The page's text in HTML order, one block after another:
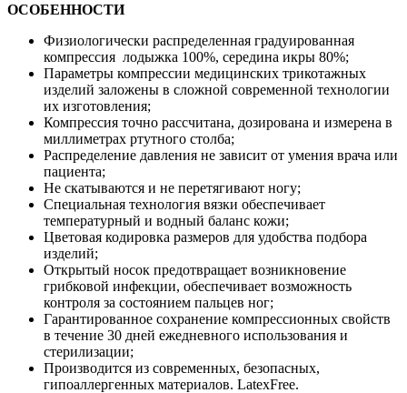
ОСОБЕННОСТИ
Физиологически распределенная градуированная
компрессия ­ лодыжка 100%, середина икры 80%;
Параметры компрессии медицинских трикотажных
изделий заложены в сложной современной технологии
их изготовления;
Компрессия точно рассчитана, дозирована и измерена в
миллиметрах ртутного столба;
Распределение давления не зависит от умения врача или
пациента;
Не скатываются и не перетягивают ногу;
Специальная технология вязки обеспечивает
температурный и водный баланс кожи;
Цветовая кодировка размеров для удобства подбора
изделий;
Открытый носок предотвращает возникновение
грибковой инфекции, обеспечивает возможность
контроля за состоянием пальцев ног;
Гарантированное сохранение компрессионных свойств
в течение 30 дней ежедневного использования и
стерилизации;
Производится из современных, безопасных,
гипоаллергенных материалов. LatexFree.